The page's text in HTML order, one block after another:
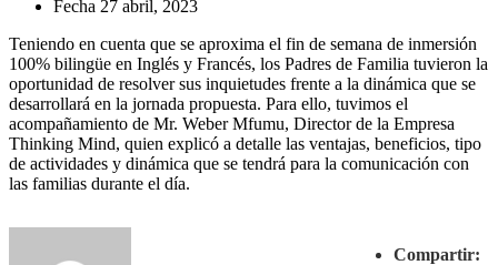
Fecha 27 abril, 2023
Teniendo en cuenta que se aproxima el fin de semana de inmersión
100% bilingüe en Inglés y Francés, los Padres de Familia tuvieron la
oportunidad de resolver sus inquietudes frente a la dinámica que se
desarrollará en la jornada propuesta. Para ello, tuvimos el
acompañamiento de Mr. Weber Mfumu, Director de la Empresa
Thinking Mind, quien explicó a detalle las ventajas, beneficios, tipo
de actividades y dinámica que se tendrá para la comunicación con
las familias durante el día.
Compartir: